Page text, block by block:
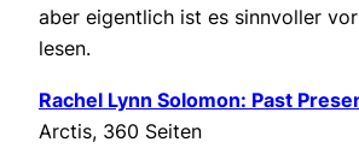
aber eigentlich ist es sinnvoller
lesen.
Rachel Lynn Solomon: Past
Arctis, 360 Seiten